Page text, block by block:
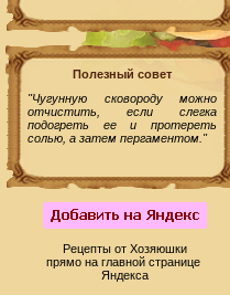
Полезный совет
"Чугунную сковороду можно
отчистить, если слегка
подогреть ее и протереть
солью, а затем пергаментом."
Рецепты от Хозяюшки
прямо на главной странице
Яндекса